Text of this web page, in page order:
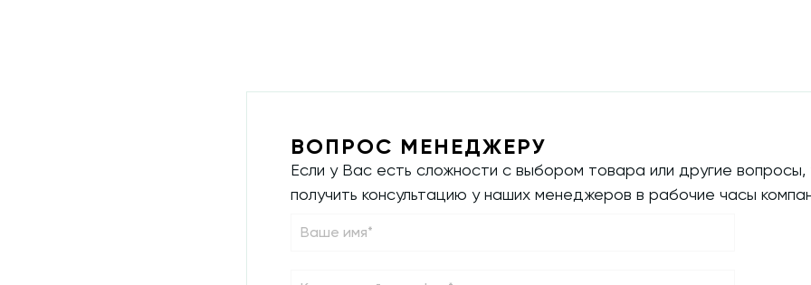
ВОПРОС МЕНЕДЖЕРУ
Если у Вас есть сложности с выбором товара или другие
получить консультацию у наших менеджеров в рабочие часы